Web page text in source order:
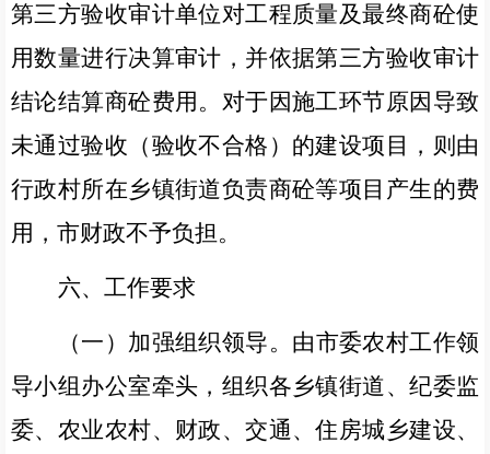
第三方验收审计单位对工程质量及最终商砼使
用数量进行决算审计，并依据第三方验收审计
结论结算商砼费用。对于因施工环节原因导致
未通过验收（验收不合格）的建设项目，则由
行政村所在乡镇街道负责商砼等项目产生的费
用，市财政不予负担。
六、工作要求
（一）加强组织领导。 由市委农村工作领
导小组办公室牵头，组织各乡镇街道、纪委监
委、农业农村、 财政、交通、住房城乡建设、